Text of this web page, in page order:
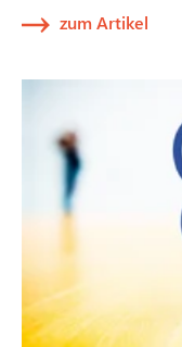
zum Artikel